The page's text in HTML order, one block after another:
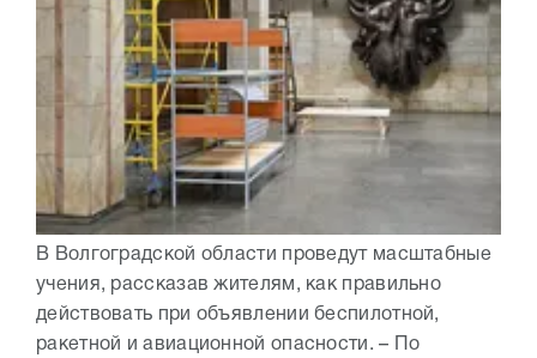
В Волгоградской области проведут масштабные
учения, рассказав жителям, как правильно
действовать при объявлении беспилотной,
ракетной и авиационной опасности. – По